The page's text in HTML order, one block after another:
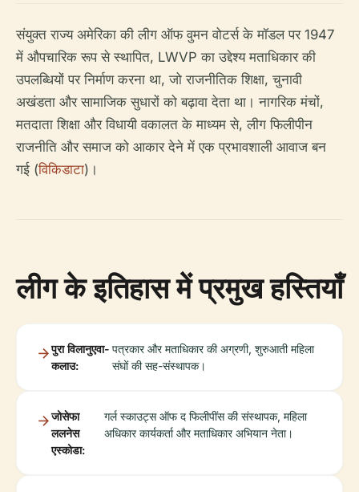
संयुक्त राज्य अमेरिका की लीग ऑफ वुमन वोटर्स के मॉडल पर 1947
में औपचारिक रूप से स्थापित, LWVP का उद्देश्य मताधिकार की
उपलब्धियों पर निर्माण करना था, जो राजनीतिक शिक्षा, चुनावी
अखंडता और सामाजिक सुधारों को बढ़ावा देता था। नागरिक मंचों,
मतदाता शिक्षा और विधायी वकालत के माध्यम से, लीग फिलीपीन
राजनीति और समाज को आकार देने में एक प्रभावशाली आवाज बन
गई (विकिडाटा)।
लीग के इतिहास में प्रमुख हस्तियाँ
पुरा विलानुएवा-
कलाउ:
पत्रकार और मताधिकार की अग्रणी, शुरुआती महिला
संघों की सह-संस्थापक।
जोसेफा
ललनेस
एस्कोडा:
गर्ल स्काउट्स ऑफ द फिलीपींस की संस्थापक, महिला
अधिकार कार्यकर्ता और मताधिकार अभियान नेता।